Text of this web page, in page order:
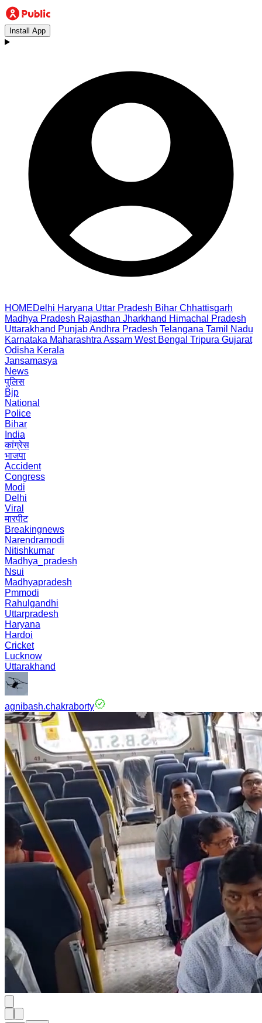
Install App
HOMEDelhi Haryana Uttar Pradesh Bihar Chhattisgarh
Madhya Pradesh Rajasthan Jharkhand Himachal Pradesh
Uttarakhand PunjabAndhra Pradesh Telangana Tamil Nadu
Karnataka Maharashtra Assam West Bengal Tripura Gujarat
Odisha Kerala
Jansamasya
News
पुलिस
Bjp
National
Police
Bihar
India
कांग्रेस
भाजपा
Accident
Congress
Modi
Delhi
Viral
मारपीट
Breakingnews
Narendramodi
Nitishkumar
Madhya_pradesh
Nsui
Madhyapradesh
Pmmodi
Rahulgandhi
Uttarpradesh
Haryana
Hardoi
Cricket
Lucknow
Uttarakhand
agnibash.chakraborty